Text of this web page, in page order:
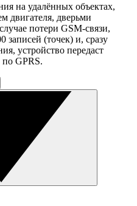
на удалённых объектах,
двигателя, дверьми
потери GSM-связи,
записей (точек) и, сразу
устройство передаст
GPRS.